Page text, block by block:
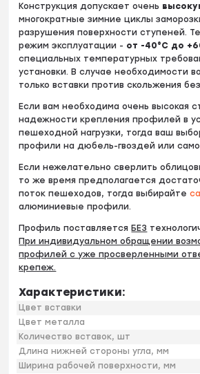
Конструкция допускает очень
многократные зимние циклы
разрушения поверхности ступеней.
режим эксплуатации - от -40°С до
специальных температурных
установки. В случае необходимости
только вставки против скольжения
Если вам необходима очень высокая
надежности крепления профилей в
пешеходной нагрузки, тогда ваш
профили на дюбель-гвоздей или
Если нежелательно сверлить
то же время предполагается
поток пешеходов, тогда выбирайте
алюминиевые профили.
Профиль поставляетсяБЕЗ
При индивидуальном обращении
профилей с уже просверленными
крепеж.
Характеристики:
Цвет вставки
Цвет металла
Количество вставок, шт
Длина нижней стороны угла, мм
Ширина рабочей поверхности, мм